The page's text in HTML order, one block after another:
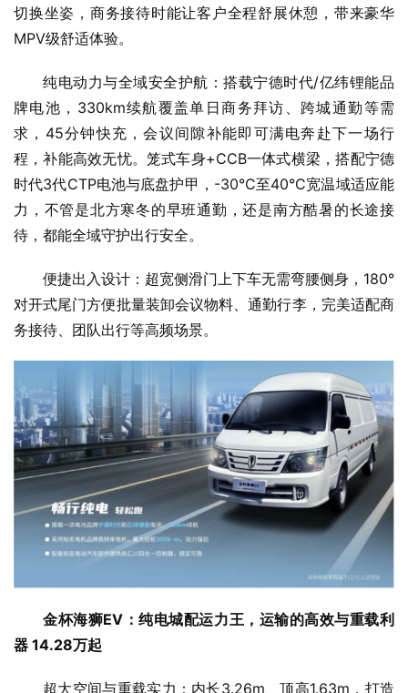
切换坐姿，商务接待时能让客户全程舒展休憩，带来豪华
MPV级舒适体验。
纯电动力与全域安全护航：搭载宁德时代/亿纬锂能品
牌电池，330km续航覆盖单日商务拜访、跨城通勤等需
求，45分钟快充，会议间隙补能即可满电奔赴下一场行
程，补能高效无忧。笼式车身+CCB一体式横梁，搭配宁德
时代3代CTP电池与底盘护甲，-30°C至40°C宽温域适应能
力，不管是北方寒冬的早班通勤，还是南方酷暑的长途接
待，都能全域守护出行安全。
便捷出入设计：超宽侧滑门上下车无需弯腰侧身，180°
对开式尾门方便批量装卸会议物料、通勤行李，完美适配商
务接待、团队出行等高频场景。
金杯海狮EV：纯电城配运力王，运输的高效与重载利
器 14.28万起
超大空间与重载实力：内长3.26m、顶高1.63m，打造